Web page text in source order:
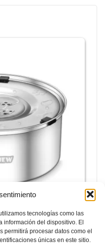
tecnologías como las
información del dispositivo. El
permitirá procesar datos como el
únicas en este sitio.